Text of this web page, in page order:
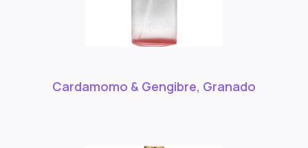
Cardamomo & Gengibre, Granado